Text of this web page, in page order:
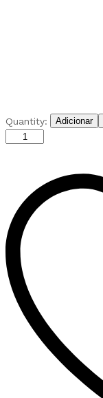
Aspirador
Central
Aspilusa
quantity1
Quantity: Adicionar